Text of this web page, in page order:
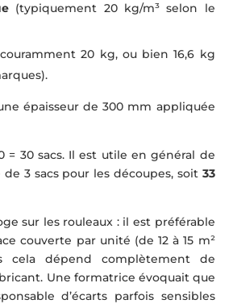
(typiquement 20 kg/m³ selon le
20 kg, ou bien 16,6 kg
épaisseur de 300 mm appliquée
= 30 sacs. Il est utile en général de
3 sacs pour les découpes, soit 33
sur les rouleaux : il est préférable
couverte par unité (de 12 à 15 m²
cela dépend complètement de
Une formatrice évoquait que
d’écarts parfois sensibles